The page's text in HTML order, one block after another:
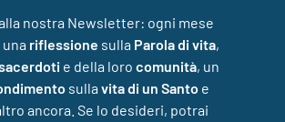
nostra Newsletter: ogni mese
riflessione sulla Parola di vita,
e della loro comunità, un
sulla vita di un Santo e
ancora. Se lo desideri, potrai